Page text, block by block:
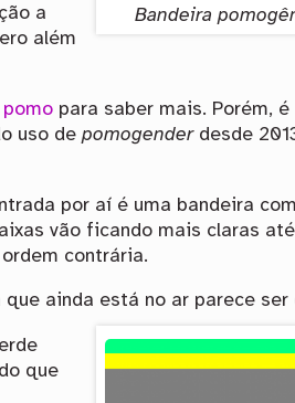
Bandeira
a
além
para saber mais. Porém,
uso depomogenderdesde
por aí é uma bandeira
vão ficando mais claras
contrária.
ainda está no ar parece ser
que